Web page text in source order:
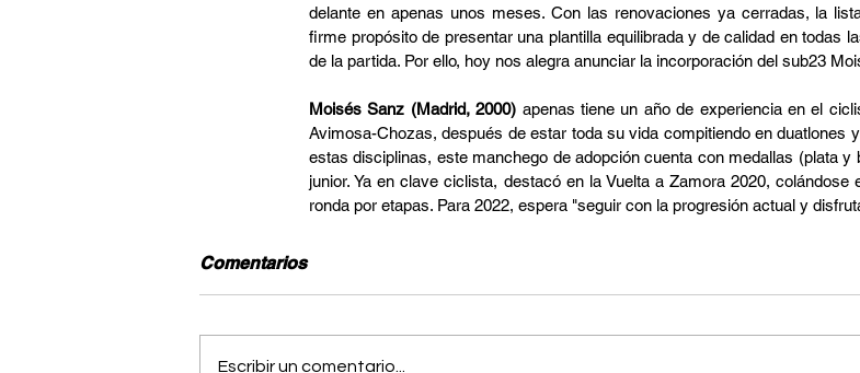
delante en apenas unos meses. Con las renovaciones ya cerradas, la
firme propósito de presentar una plantilla equilibrada y de calidad en todas
de la partida. Por ello, hoy nos alegra anunciar la incorporación del sub23
Moisés Sanz (Madrid, 2000) apenas tiene un año de experiencia en el
Avimosa-Chozas, después de estar toda su vida compitiendo en duatlones
estas disciplinas, este manchego de adopción cuenta con medallas (plata
junior. Ya en clave ciclista, destacó en la Vuelta a Zamora 2020, colándose
ronda por etapas. Para 2022, espera "seguir con la progresión actual y
Comentarios
Escribir un comentario...